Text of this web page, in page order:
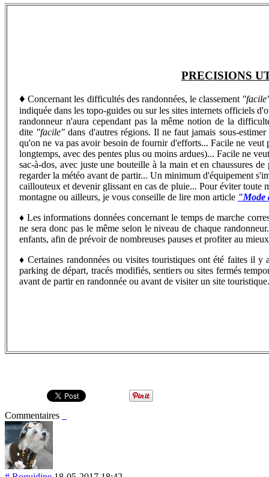
PRECISIONS
♦ Concernant les difficultés des randonnées, le classement
indiquée dans les topo-guides ou sur les sites internets officiels
randonneur n'aura cependant pas la même notion de la
dite "facile" dans d'autres régions. Il ne faut jamais sous-
qu'on ne va pas avoir besoin de fournir d'efforts... Facile ne
longtemps, avec des pentes plus ou moins ardues)... Facile ne
sac-à-dos, avec juste une bouteille à la main et en chaussures
regarder la météo avant de partir... Un minimum d'équipement
caillouteux et devenir glissant en cas de pluie... Pour éviter toute
montagne ou ailleurs, je vous conseille de lire mon article "Mode
♦ Les informations données concernant le temps de marche
ne sera donc pas le même selon le niveau de chaque
enfants, afin de prévoir de nombreuses pauses et profiter au
♦Certaines randonnées ou visites touristiques ont été faites il y
parking de départ, tracés modifiés, sentiers ou sites fermés
avant de partir en randonnée ou avant de visiter un site
Commentaires